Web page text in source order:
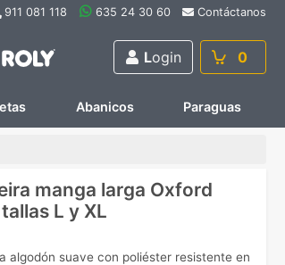
911 081 118 635 24 30 60 Contáctanos
Login 0
Abanicos Paraguas
manga larga Oxford
L y XL
algodón suave con poliéster resistente en